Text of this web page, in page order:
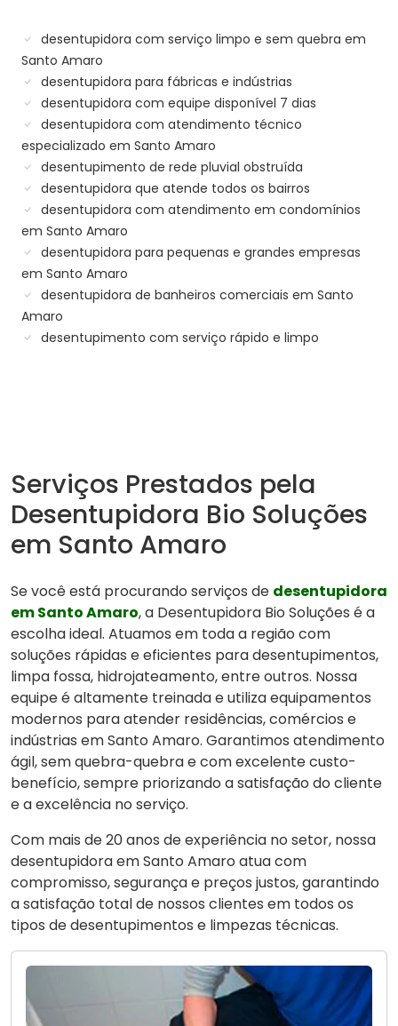
desentupidora com serviço limpo e sem quebra em
Santo Amaro
desentupidora para fábricas e indústrias
desentupidora com equipe disponível 7 dias
desentupidora com atendimento técnico
especializado em Santo Amaro
desentupimento de rede pluvial obstruída
desentupidora que atende todos os bairros
desentupidora com atendimento em condomínios
em Santo Amaro
desentupidora para pequenas e grandes empresas
em Santo Amaro
desentupidora de banheiros comerciais em Santo
Amaro
desentupimento com serviço rápido e limpo
Serviços Prestados pela
Desentupidora Bio Soluções
em Santo Amaro
Se você está procurando serviços de desentupidora
em Santo Amaro, a Desentupidora Bio Soluções é a
escolha ideal. Atuamos em toda a região com
soluções rápidas e eficientes para desentupimentos,
limpa fossa, hidrojateamento, entre outros. Nossa
equipe é altamente treinada e utiliza equipamentos
modernos para atender residências, comércios e
indústrias em Santo Amaro. Garantimos atendimento
ágil, sem quebra-quebra e com excelente custo-
benefício, sempre priorizando a satisfação do cliente
e a excelência no serviço.
Com mais de 20 anos de experiência no setor, nossa
desentupidora em Santo Amaro atua com
compromisso, segurança e preços justos, garantindo
a satisfação total de nossos clientes em todos os
tipos de desentupimentos e limpezas técnicas.